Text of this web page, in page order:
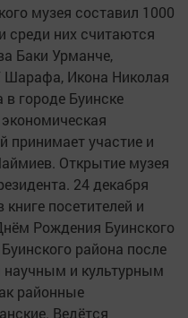
музея составил 1000
них считаются
Баки Урманче,
Икона Николая
в городе Буинске
принимает участие и
Открытие музея
24 декабря
посетителей и
Рождения Буинского
района после
и культурным
районные
Ведётся